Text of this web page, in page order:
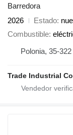
Barredora
2026
Estado
Combustible
Polonia, 35-
Trade Industrial